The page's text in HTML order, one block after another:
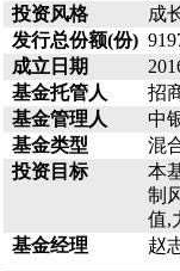
投资风格
成
发行总份额(份)
成立日期
基金托管人
招
基金管理人
中
基金类型
混
投资目标
本
制
值,
基金经理
赵